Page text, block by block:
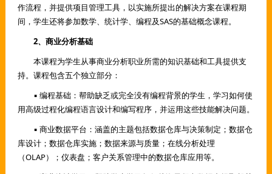
作流程，并提供项目管理工具，以实施所提出的解决方案在课程期
间，学生还将参加数学、统计学、编程及SAS的基础概念课程。
2、商业分析基础
本课程为学生从事商业分析职业所需的知识基础和工具提供支
持。课程包含五个独立部分：
▪ 编程基础：帮助缺乏或完全没有编程背景的学生，学习如何使
用高级过程化编程语言设计和编写程序，并运用这些技能解决问题。
▪ 商业数据平台：涵盖的主题包括数据仓库与决策制定；数据仓
库设计；数据仓库实施；数据来源与质量；在线分析处理
（OLAP）；仪表盘；客户关系管理中的数据仓库应用等。